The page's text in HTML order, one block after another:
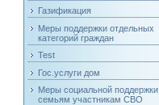
Газификация
Меры поддержки отдельных
категорий граждан
Test
Гос.услуги дом
Меры социальной поддержки
семьям участникам СВО